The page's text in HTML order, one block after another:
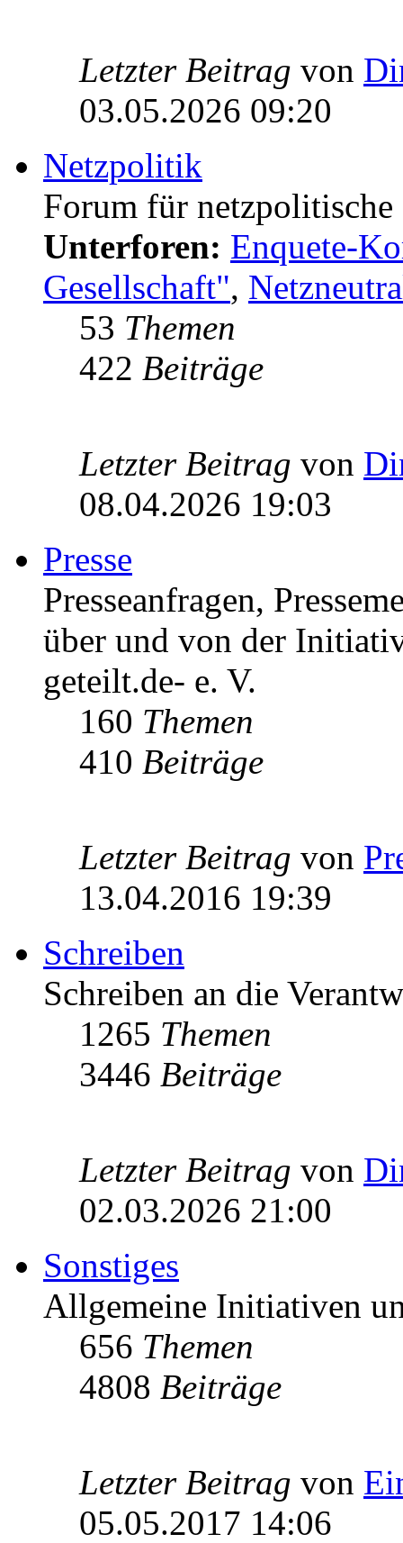
Letzter Beitrag von
03.05.2026 09:20
Netzpolitik
Forum für
Unterforen: Enquete-
Gesellschaft",
53 Themen
422 Beiträge
Letzter Beitrag von
08.04.2026 19:03
Presse
Presseanfragen,
über und von der
geteilt.de- e. V.
160 Themen
410 Beiträge
Letzter Beitrag von
13.04.2016 19:39
Schreiben
Schreiben an die
1265 Themen
3446 Beiträge
Letzter Beitrag von
02.03.2026 21:00
Sonstiges
Allgemeine Initiativen
656 Themen
4808 Beiträge
Letzter Beitrag von
05.05.2017 14:06